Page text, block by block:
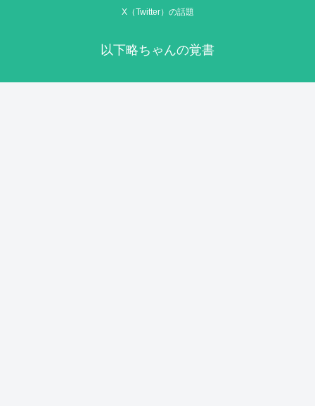
X（Twitter）の話題
以下略ちゃんの覚書